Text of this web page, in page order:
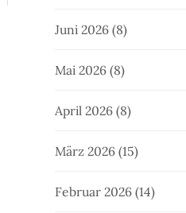
Juni 2026 (8)
Mai 2026 (8)
April 2026 (8)
März 2026 (15)
Februar 2026 (14)